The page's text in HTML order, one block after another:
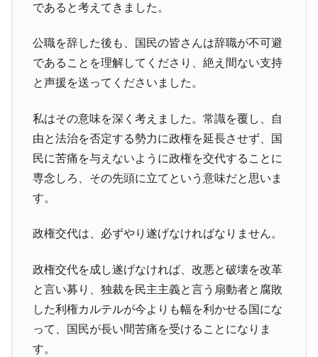
であると考えてきました。
公職を辞した後も、国民の皆さんは辞職が不可避
であることを理解してくださり、絶え間ない支持
と声援を送ってくださいました。
私はその意味を深く考えました。常識を覆し、自
由と法治を否定する勢力に政権を延長させず、国
民に苦痛を与えないように政権を交代することに
専念しろ、その先頭に立てという意味だと思いま
す。
政権交代は、必ずやり遂げなければなりません。
政権交代を成し遂げなければ、改悪と破壊を改革
と言い募り、独裁を民主主義と言う扇動者と腐敗
した利権カルテルが今よりも幅を利かせる国にな
って、国民が長い間苦痛を受けることになりま
す。